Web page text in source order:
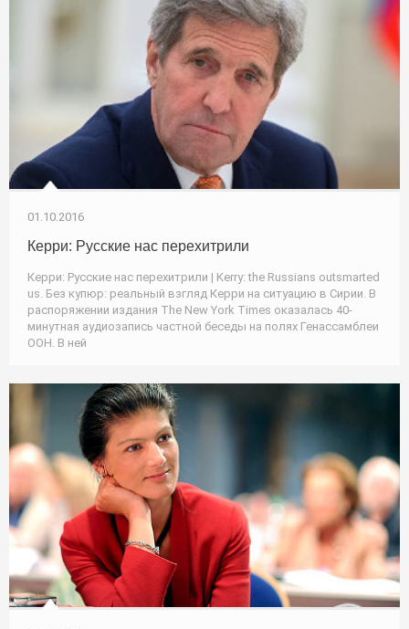
01.10.2016
Керри: Русские нас перехитрили
Керри: Русские нас перехитрили | Kerry: the Russians outsmarted
us. Без купюр: реальный взгляд Керри на ситуацию в Сирии. В
распоряжении издания The New York Times оказалась 40-
минутная аудиозапись частной беседы на полях Генассамблеи
ООН. В ней